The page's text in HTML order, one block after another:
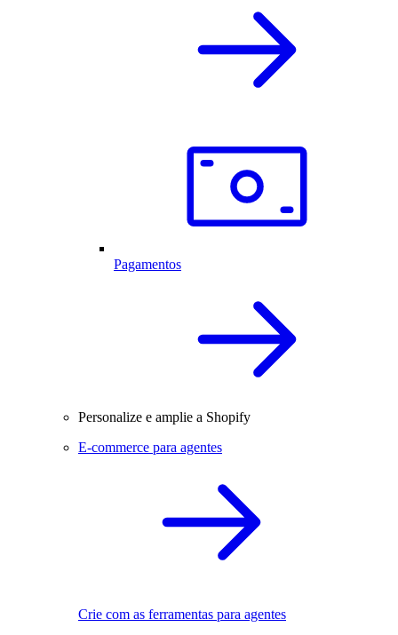
Pagamentos
Personalize e amplie a Shopify
E-commerce para agentes
Crie com as ferramentas para agentes